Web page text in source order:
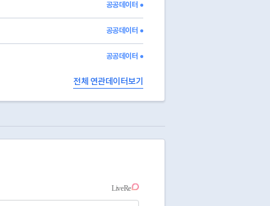
공공데이터 ●
공공데이터 ●
공공데이터 ●
전체 연관데이터보기